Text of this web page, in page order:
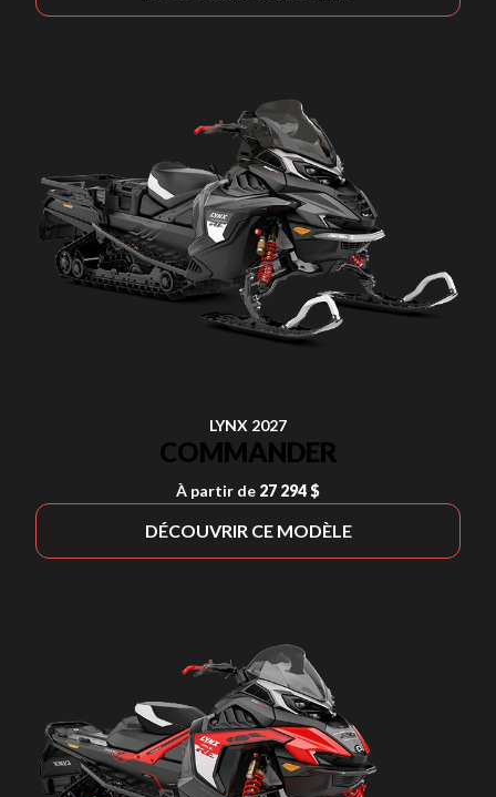
LYNX 2027
COMMANDER
À partir de 27 294 $
DÉCOUVRIR CE MODÈLE